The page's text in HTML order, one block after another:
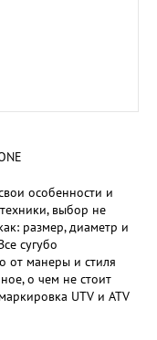
особенности и
выбор не
размер, диаметр и
сугубо
от манеры и стиля
о чем не стоит
UTV и ATV